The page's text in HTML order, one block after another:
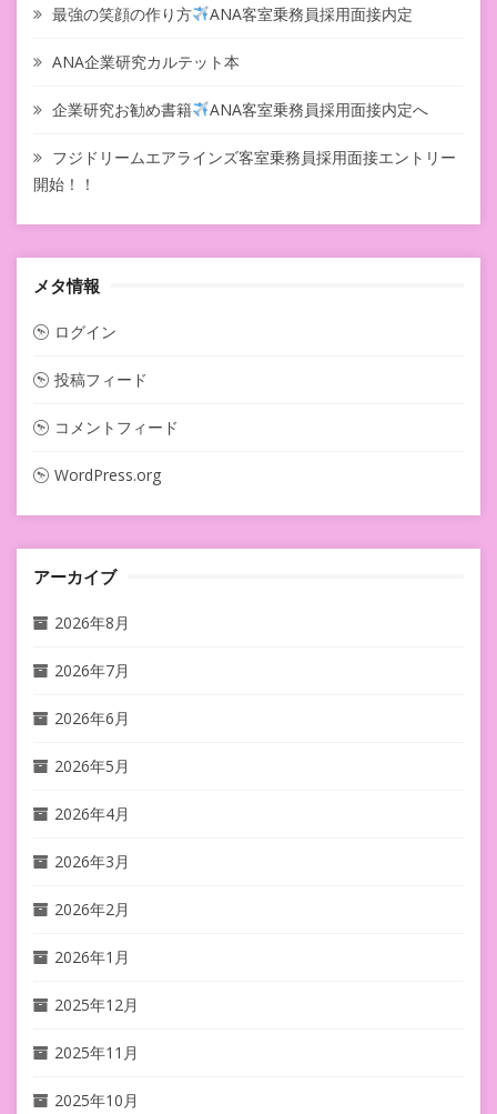
最強の笑顔の作り方 ANA客室乗務員採用面接内定
ANA企業研究カルテット本
企業研究お勧め書籍 ANA客室乗務員採用面接内定へ
フジドリームエアラインズ客室乗務員採用面接エントリー
開始！！
メタ情報
ログイン
投稿フィード
コメントフィード
WordPress.org
アーカイブ
2026年8月
2026年7月
2026年6月
2026年5月
2026年4月
2026年3月
2026年2月
2026年1月
2025年12月
2025年11月
2025年10月